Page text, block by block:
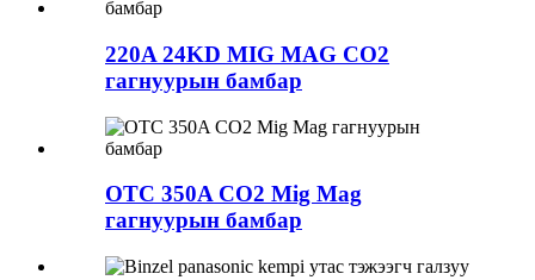
220A 24KD MIG MAG CO2
гагнуурын бамбар
OTC 350A CO2 Mig Mag
гагнуурын бамбар